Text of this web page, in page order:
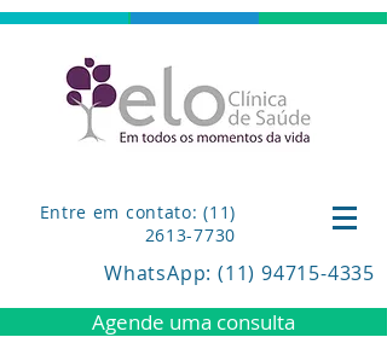
Entre em contato: (11)
2613-7730
WhatsApp: (11) 94715-4335
Agende uma consulta